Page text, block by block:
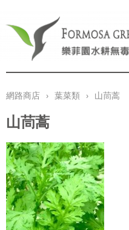
網路商店 › 葉菜類 › 山茼蒿
山茼蒿